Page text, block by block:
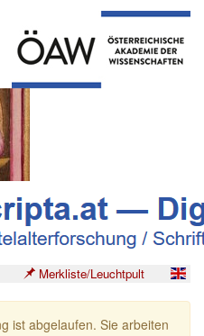
Merkliste/Leuchtpult
ist abgelaufen. Sie arbeiten